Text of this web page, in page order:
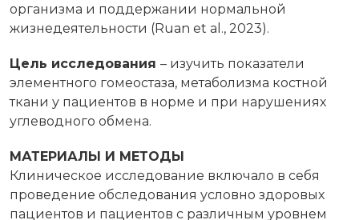
организма и поддержании нормальной
жизнедеятельности (Ruan et al., 2023).
Цель исследования – изучить показатели
элементного гомеостаза, метаболизма костной
ткани у пациентов в норме и при нарушениях
углеводного обмена.
МАТЕРИАЛЫ И МЕТОДЫ
Клиническое исследование включало в себя
проведение обследования условно здоровых
пациентов и пациентов с различным уровнем